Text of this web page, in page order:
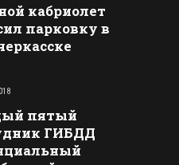
кабриолет
парковку в
пятый
ГИБДД